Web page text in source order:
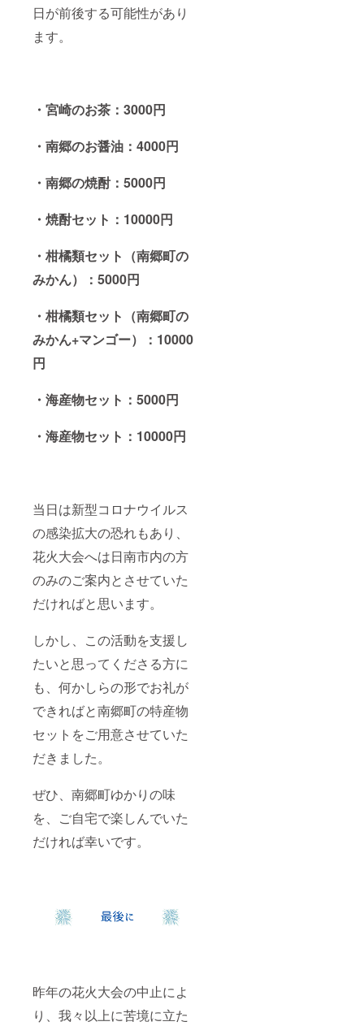
日が前後する可能性があり
ます。
・宮崎のお茶：3000円
・南郷のお醤油：4000円
・南郷の焼酎：5000円
・焼酎セット：10000円
・柑橘類セット（南郷町の
みかん）：5000円
・柑橘類セット（南郷町の
みかん+マンゴー）：10000
円
・海産物セット：5000円
・海産物セット：10000円
当日は新型コロナウイルス
の感染拡大の恐れもあり、
花火大会へは日南市内の方
のみのご案内とさせていた
だければと思います。
しかし、この活動を支援し
たいと思ってくださる方に
も、何かしらの形でお礼が
できればと南郷町の特産物
セットをご用意させていた
だきました。
ぜひ、南郷町ゆかりの味
を、ご自宅で楽しんでいた
だければ幸いです。
昨年の花火大会の中止によ
り、我々以上に苦境に立た